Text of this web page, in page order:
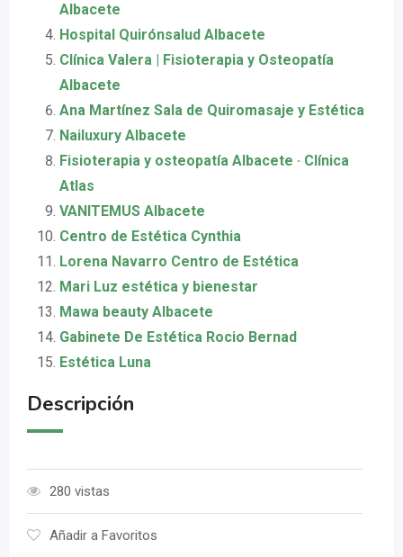
Albacete
Hospital Quirónsalud Albacete
Clínica Valera | Fisioterapia y Osteopatía
Albacete
Ana Martínez Sala de Quiromasaje y Estética
Nailuxury Albacete
Fisioterapia y osteopatía Albacete · Clínica
Atlas
VANITEMUS Albacete
Centro de Estética Cynthia
Lorena Navarro Centro de Estética
Mari Luz estética y bienestar
Mawa beauty Albacete
Gabinete De Estética Rocio Bernad
Estética Luna
Descripción
280 vistas
Añadir a Favoritos